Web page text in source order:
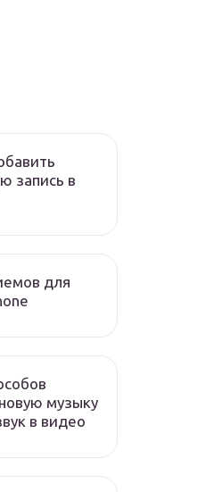
запись в
для
музыку
в видео